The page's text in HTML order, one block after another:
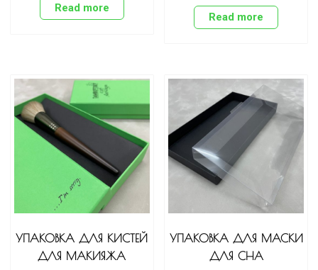
Read more
Read more
УПАКОВКА ДЛЯ КИСТЕЙ
ДЛЯ МАКИЯЖА
УПАКОВКА ДЛЯ МАСКИ
ДЛЯ СНА